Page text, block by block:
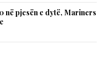
në pjesën e dytë, Mariners